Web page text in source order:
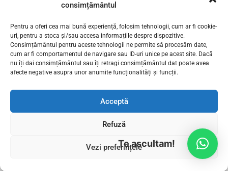
consimțământul
Pentru a oferi cea mai bună experiență, folosim tehnologii, cum ar fi cookie-
uri, pentru a stoca și/sau accesa informațiile despre dispozitive.
Consimțământul pentru aceste tehnologii ne permite să procesăm date,
cum ar fi comportamentul de navigare sau ID-uri unice pe acest site. Dacă
nu îți dai consimțământul sau îți retragi consimțământul dat poate avea
afecte negative asupra unor anumite funcționalități și funcții.
Acceptă
Refuză
Vezi preferințele
CONTINUE READING
INSTALATORI BUCURESTI
Te ascultam!